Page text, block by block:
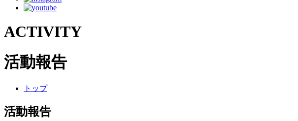
ACTIVITY
活動報告
トップ
活動報告